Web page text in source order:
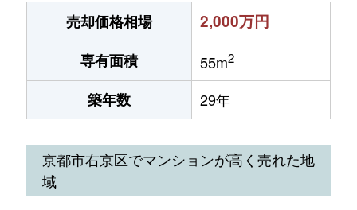
売却価格相場
2,000万円
専有面積 55m2
築年数 29年
京都市右京区でマンションが高く売れた地
域